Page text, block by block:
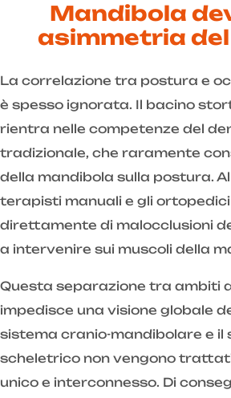
Mandibola
asimmetria
La correlazione tra postura e
è spesso ignorata. Il bacino
rientra nelle competenze del
tradizionale, che raramente
della mandibola sulla postura.
terapisti manuali e gli
direttamente di malocclusioni
a intervenire sui muscoli della
Questa separazione tra ambiti
impedisce una visione globale
sistema cranio-mandibolare e il
scheletrico non vengono
unico e interconnesso. Di